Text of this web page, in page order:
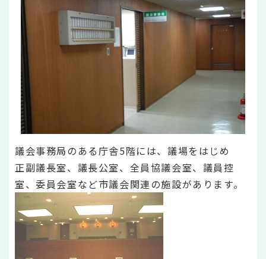
議会事務局のある庁舎5階には、議場をはじめ
正副議長室、議長公室、全員協議会室、議員控
室、委員会室など市議会関連の施設があります。